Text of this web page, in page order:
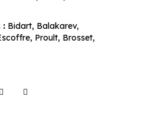
: Bidart, Balakarev,
Proult, Brosset,